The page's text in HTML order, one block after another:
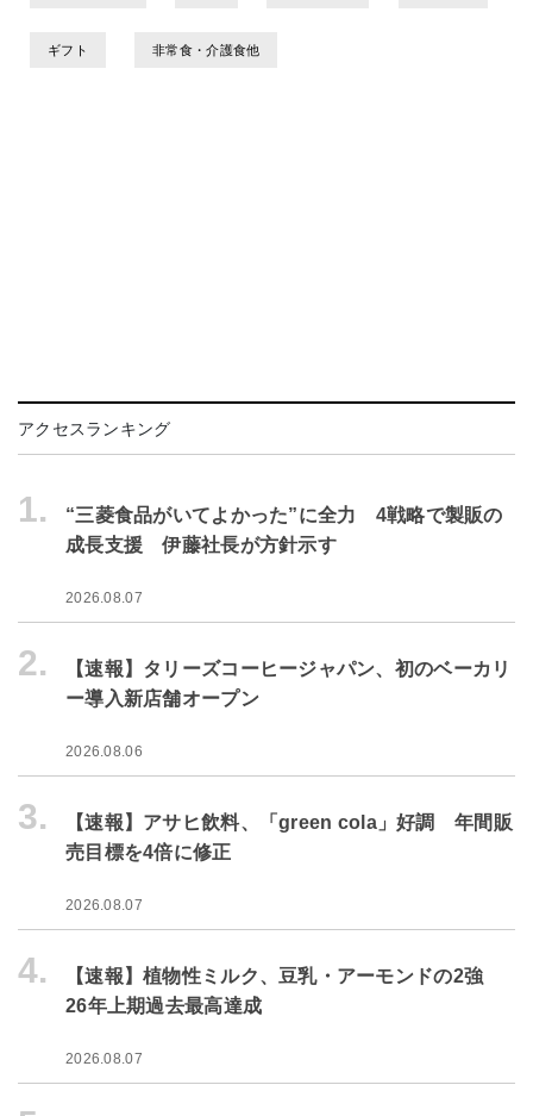
ギフト 非常食・介護食他
アクセスランキング
1.
“三菱食品がいてよかった”に全力 4戦略で製販の
成長支援 伊藤社長が方針示す
2026.08.07
2.
【速報】タリーズコーヒージャパン、初のベーカリ
ー導入新店舗オープン
2026.08.06
3.
【速報】アサヒ飲料、「green cola」好調 年間販
売目標を4倍に修正
2026.08.07
4.
【速報】植物性ミルク、豆乳・アーモンドの2強
26年上期過去最高達成
2026.08.07